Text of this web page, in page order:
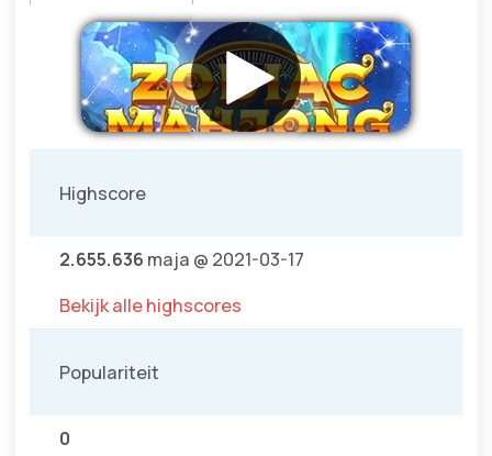
Highscore
2.655.636 maja @ 2021-03-17
Bekijk alle highscores
Populariteit
0